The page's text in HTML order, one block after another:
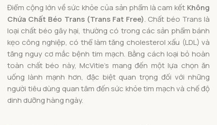
Điểm cộng lớn về sức khỏe của sản phẩm là cam kết Không
Chứa Chất Béo Trans (Trans Fat Free). Chất béo Trans là
loại chất béo gây hại, thường có trong các sản phẩm bánh
kẹo công nghiệp, có thể làm tăng cholesterol xấu (LDL) và
tăng nguy cơ mắc bệnh tim mạch. Bằng cách loại bỏ hoàn
toàn chất béo này, McVitie’s mang đến một lựa chọn ăn
uống lành mạnh hơn, đặc biệt quan trọng đối với những
người tiêu dùng quan tâm đến sức khỏe tim mạch và chế độ
dinh dưỡng hàng ngày.